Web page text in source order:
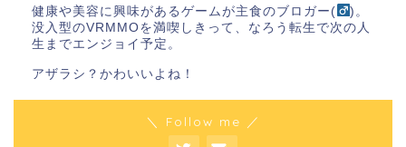
健康や美容に興味があるゲームが主食のブロガー(
)。
没入型のVRMMOを満喫しきって、なろう転生で次の人
生までエンジョイ予定。
アザラシ？かわいいよね！
＼ Follow me ／